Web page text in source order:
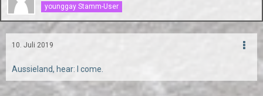
younggay Stamm-User
10. Juli 2019
Aussieland, hear: I come.